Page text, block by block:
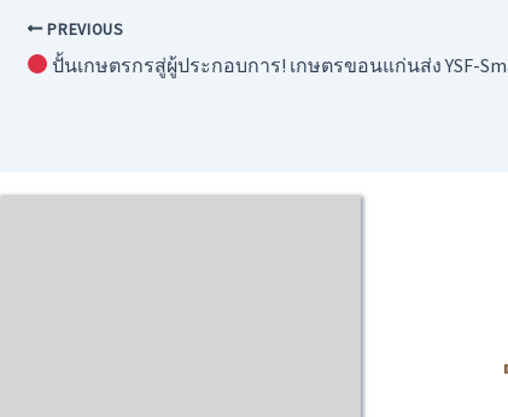
PREVIOUS
ปั้นเกษตรกรสู่ผู้ประกอบการ! เกษตรขอนแก่นส่ง YSF-Smart Farmer ติวเข้มทัก